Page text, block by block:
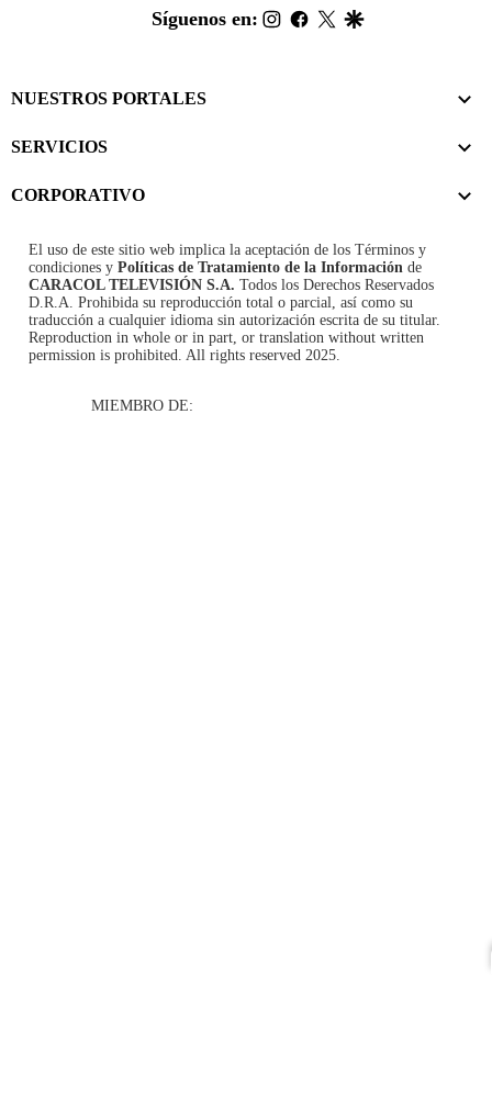
footer
Síguenos en: instagram
facebook
twitter
NUESTROS PORTALES
SERVICIOS
CORPORATIVO
El uso de este sitio web implica la aceptación de los Términos y
condiciones y Políticas de Tratamiento de la Información de
CARACOL TELEVISIÓN S.A. Todos los Derechos Reservados
D.R.A. Prohibida su reproducción total o parcial, así como su
traducción a cualquier idioma sin autorización escrita de su titular.
Reproduction in whole or in part, or translation without written
permission is prohibited. All rights reserved 2025.
MIEMBRO DE: